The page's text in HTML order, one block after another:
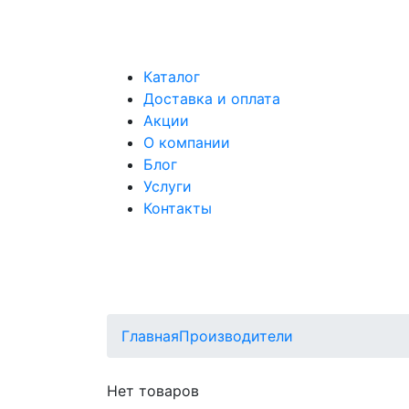
Каталог
Доставка и оплата
Акции
О компании
Блог
Услуги
Контакты
ГлавнаяПроизводители
Нет товаров